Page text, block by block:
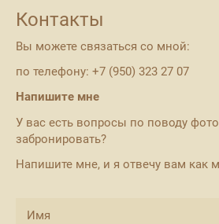
Контакты
Вы можете связаться со мной:
по телефону: +7 (950) 323 27 07
Напишите мне
У вас есть вопросы по поводу
забронировать?
Напишите мне, и я отвечу вам как